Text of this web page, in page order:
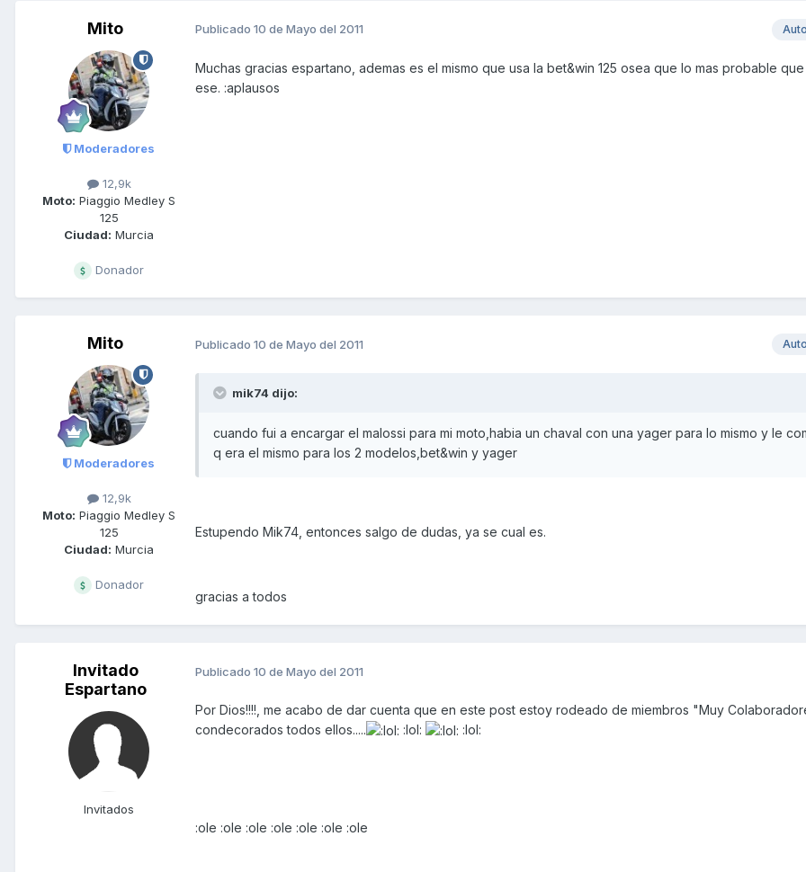
Mito
Moderadores
12,9k
Moto: Piaggio Medley S
125
Ciudad: Murcia
Donador
Publicado 10 de Mayo del 2011
Muchas gracias espartano, ademas es el mismo que usa la bet&win 125 osea que lo mas probable
ese. :aplausos
Mito
Moderadores
12,9k
Moto: Piaggio Medley S
125
Ciudad: Murcia
Donador
Publicado 10 de Mayo del 2011
mik74 dijo:
cuando fui a encargar el malossi para mi moto,habia un chaval con una yager para lo mismo y le
q era el mismo para los 2 modelos,bet&win y yager
Estupendo Mik74, entonces salgo de dudas, ya se cual es.
gracias a todos
Invitado
Espartano
Invitados
Publicado 10 de Mayo del 2011
Por Dios!!!!, me acabo de dar cuenta que en este post estoy rodeado de miembros "Muy
condecorados todos ellos.....
:lol: :lol:
:ole :ole :ole :ole :ole :ole :ole